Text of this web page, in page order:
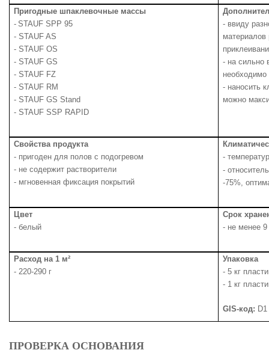
Пригодные шпаклевочные массы
- STAUF SPP95
- STAUF AS
- STAUF OS
- STAUF GS
- STAUF FZ
- STAUF RM
- STAUF GS Stand
- STAUF SSP RAPID
- ввиду
материалов
- на сильно
необходимо
- наносить
можно
Свойства продукта
- пригоден для полов с подогревом
- не содержит растворители
- мгновенная фиксация покрытий
-
-
-75%,
Цвет
- белый
Срок
- не менее
Расход на 1 м²
- 220-290 г
Упаковка
- 5 кг
- 1 кг
GIS-код: D1
ПРОВЕРКА ОСНОВАНИЯ